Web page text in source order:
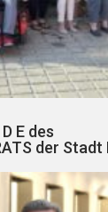
E des
der